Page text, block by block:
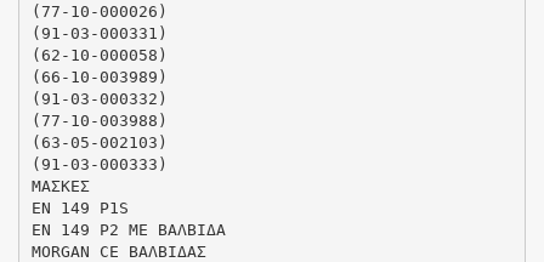
(77-10-000026)
(91-03-000331)
(62-10-000058)
(66-10-003989)
(91-03-000332)
(77-10-003988)
(63-05-002103)
(91-03-000333)
ΜΑΣΚΕΣ
ΕΝ 149 P1S
EN 149 P2 ΜΕ ΒΑΛΒΙΔΑ
MORGAN CE ΒΑΛΒΙΔΑΣ